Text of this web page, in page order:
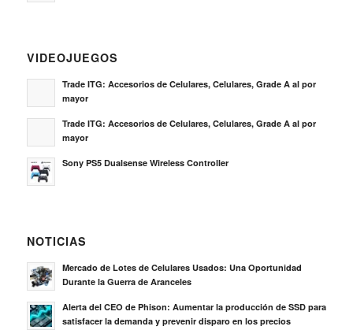
VIDEOJUEGOS
Trade ITG: Accesorios de Celulares, Celulares, Grade A al por
mayor
Trade ITG: Accesorios de Celulares, Celulares, Grade A al por
mayor
Sony PS5 Dualsense Wireless Controller
NOTICIAS
Mercado de Lotes de Celulares Usados: Una Oportunidad
Durante la Guerra de Aranceles
Alerta del CEO de Phison: Aumentar la producción de SSD para
satisfacer la demanda y prevenir disparo en los precios